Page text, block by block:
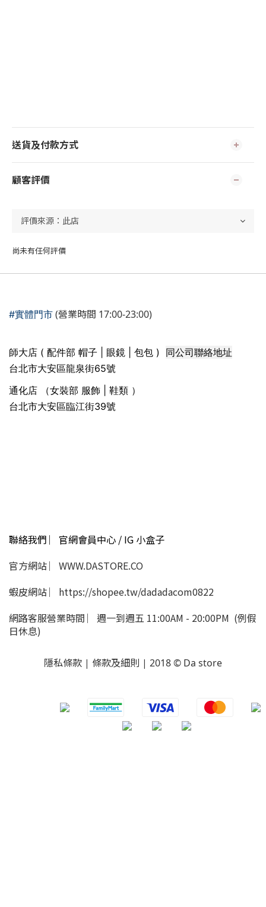
送貨及付款方式
顧客評價
尚未有任何評價
#實體門市 (營業時間 17:00-23:00)
師大店 ( 配件部 帽子 | 眼鏡 | 包包 ) 同公司聯絡地址
台北市大安區龍泉街65號
通化店 （女裝部 服飾 | 鞋類 ）
台北市大安區臨江街39號
聯絡我們 ︳官網會員中心 / IG 小盒子
官方網站 ︳WWW.DASTORE.CO
蝦皮網站 ︳https://shopee.tw/dadadacom0822
網路客服營業時間 ︳週一到週五 11:00AM - 20:00PM (例假
日休息)
隱私條款 | 條款及細則 | 2018 © Da store